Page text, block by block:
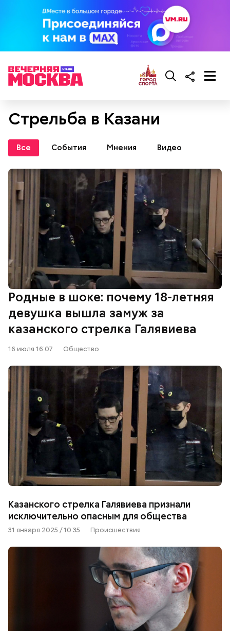
Стрельба в Казани
Все События Мнения Видео
Родные в шоке: почему 18-летняя
девушка вышла замуж за
казанского стрелка Галявиева
16 июля 16:07 Общество
Казанского стрелка Галявиева признали
исключительно опасным для общества
31 января 2025 / 10:35 Происшествия